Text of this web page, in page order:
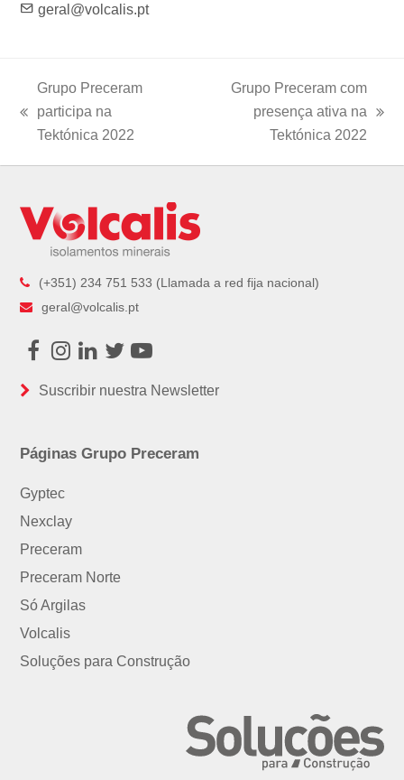
geral@volcalis.pt
previous
Grupo Preceram
participa na
Tektónica 2022
Grupo Preceram com
presença ativa na
Tektónica 2022
(+351) 234 751 533 (Llamada a red fija nacional)
geral@volcalis.pt
Facebook
Instagram
LinkedIn
TwitterYoutube
Suscribir nuestra Newsletter
Páginas Grupo Preceram
Gyptec
Nexclay
Preceram
Preceram Norte
Só Argilas
Volcalis
Soluções para Construção